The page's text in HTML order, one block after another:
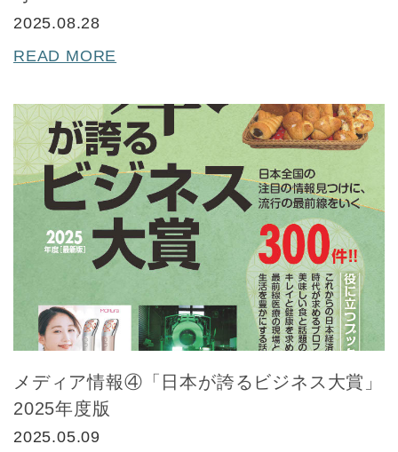
2025.08.28
READ MORE
メディア情報④「日本が誇るビジネス大賞」
2025年度版
2025.05.09